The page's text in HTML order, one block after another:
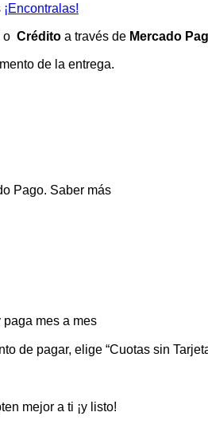
¡Encontralas!
o Crédito a través de Mercado
de la entrega.
Pago. Saber más
mes a mes
de pagar, elige “Cuotas sin
mejor a ti ¡y listo!